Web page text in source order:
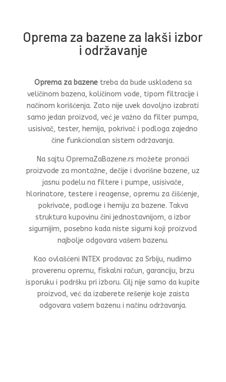
Oprema za bazene za lakši izbor
i održavanje
Oprema za bazenetreba da bude usklađena sa
veličinom bazena, količinom vode, tipom filtracije i
načinom korišćenja. Zato nije uvek dovoljno izabrati
samo jedan proizvod, već je važno da filter pumpa,
usisivač, tester, hemija, pokrivač i podloga zajedno
čine funkcionalan sistem održavanja.
Na sajtu OpremaZaBazene.rs možete pronaći
proizvode za montažne, dečije i dvorišne bazene, uz
jasnu podelu na filtere i pumpe, usisivače,
hlorinatore, testere i reagense, opremu za čišćenje,
pokrivače, podloge i hemiju za bazene. Takva
struktura kupovinu čini jednostavnijom, a izbor
sigurnijim, posebno kada niste sigurni koji proizvod
najbolje odgovara vašem bazenu.
Kao ovlašćeni INTEX prodavac za Srbiju, nudimo
proverenu opremu, fiskalni račun, garanciju, brzu
isporuku i podršku pri izboru. Cilj nije samo da kupite
proizvod, već da izaberete rešenje koje zaista
odgovara vašem bazenu i načinu održavanja.